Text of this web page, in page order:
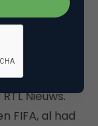
werd
Nieuws.
FIFA, al had